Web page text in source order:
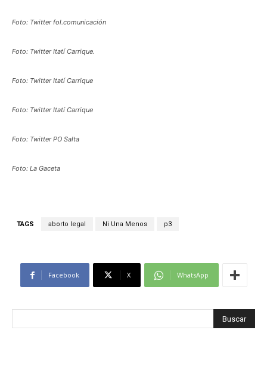
Foto: Twitter fol.comunicación
Foto: Twitter Itatí Carrique.
Foto: Twitter Itatí Carrique
Foto: Twitter Itatí Carrique
Foto: Twitter PO Salta
Foto: La Gaceta
TAGS aborto legal Ni Una Menos p3
Facebook X WhatsApp